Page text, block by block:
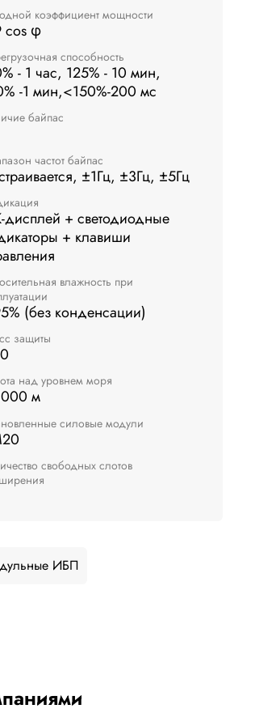
коэффициент мощности
cos φ
способность
- 1 час, 125% - 10 мин,
-1 мин,<150%-200 мс
байпас
частот байпас
±1Гц, ±3Гц, ±5Гц
+ светодиодные
+ клавиши
влажность при
(без конденсации)
защиты
над уровнем моря
м
силовые модули
свободных слотов
ИБП